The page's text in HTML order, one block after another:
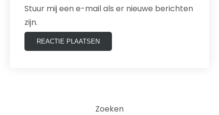
Stuur mij een e-mail als er nieuwe berichten
zijn.
Zoeken